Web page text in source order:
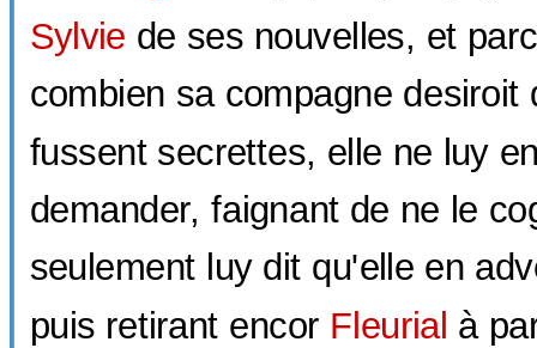
Sylvie de ses nouvelles, et
combien sa compagne desiroit
fussent secrettes, elle ne luy
demander, faignant de ne le
seulement luy dit qu'elle en
puis retirant encor Fleurial à